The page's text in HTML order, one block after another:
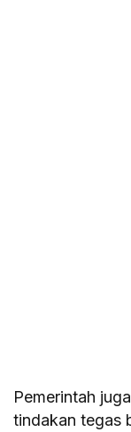
Pemerintah
tindakan tegas